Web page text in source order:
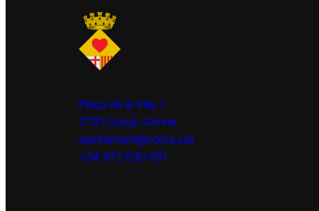
Plaça de la Vila, 1
17121 Corçà, Girona
ajuntament@corca.cat
+34 972 630 051